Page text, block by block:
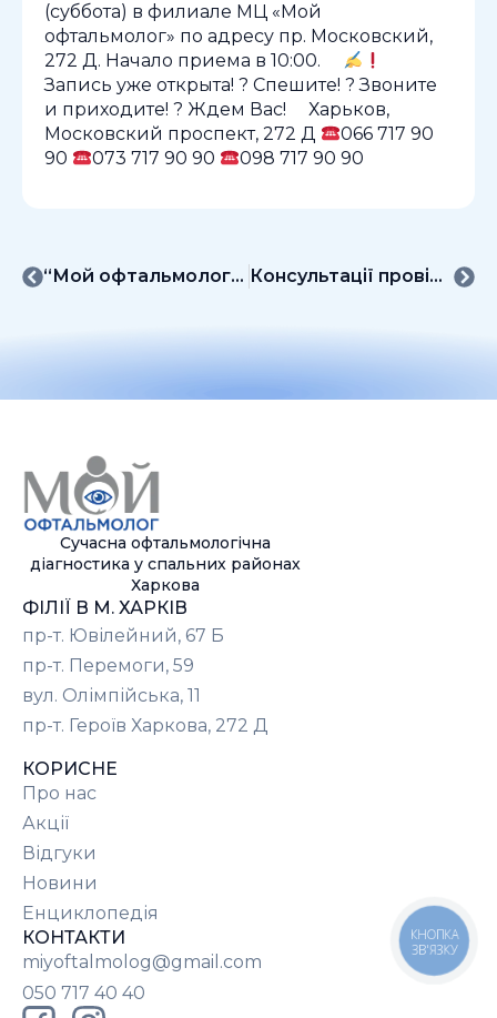
(суббота) в филиале МЦ «Мой
офтальмолог» по адресу пр. Московский,
272 Д. Начало приема в 10:00. ⠀
Запись уже открыта! ? Спешите! ? Звоните
и приходите! ? Ждем Вас! ⠀ Харьков,
Московский проспект, 272 Д
066 717 90
90
073 717 90 90 098 717 90 90
“Мой офтальмолог” на OphthalmicHub Консультації провідних офтальмологів Харкова у МЦ “Мій офтальмолог”
Сучасна офтальмологічна
діагностика у спальних районах
Харкова
ФІЛІЇ В М. ХАРКІВ
пр-т. Ювілейний, 67 Б
пр-т. Перемоги, 59
вул. Олімпійська, 11
пр-т. Героїв Харкова, 272 Д
КОРИСНЕ
Про нас
Акції
Відгуки
Новини
Енциклопедія
КОНТАКТИ
miyoftalmolog@gmail.com
050 717 40 40
КНОПКА
ЗВ'ЯЗКУ